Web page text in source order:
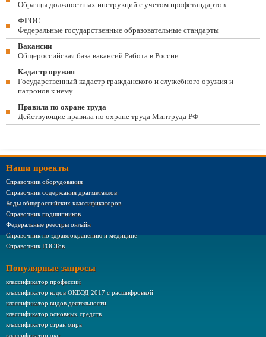
Образцы должностных инструкций с учетом профстандартов
ФГОС
Федеральные государственные образовательные стандарты
Вакансии
Общероссийская база вакансий Работа в России
Кадастр оружия
Государственный кадастр гражданского и служебного оружия и
патронов к нему
Правила по охране труда
Действующие правила по охране труда Минтруда РФ
Наши проекты
Справочник оборудования
Справочник содержания драгметаллов
Коды общероссийских классификаторов
Справочник подшипников
Федеральные реестры онлайн
Справочник по здравоохранению и медицине
Справочник ГОСТов
Популярные запросы
классификатор профессий
классификатор кодов ОКВЭД 2017 с расшифровкой
классификатор видов деятельности
классификатор основных средств
классификатор стран мира
классификатор окп